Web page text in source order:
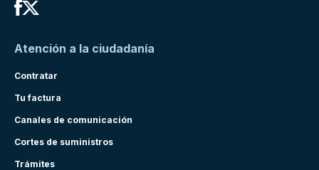
Atención a la ciudadanía
Contratar
Tu factura
Canales de comunicación
Cortes de suministros
Trámites